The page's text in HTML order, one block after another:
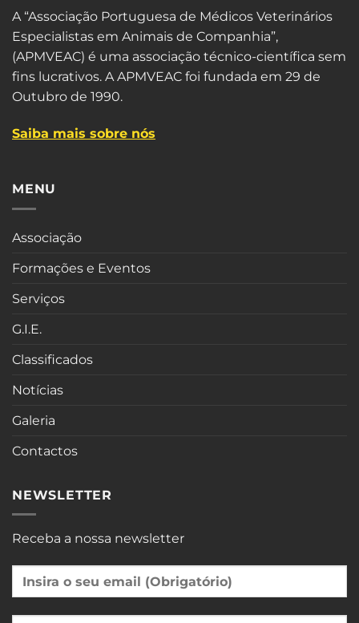
A “Associação Portuguesa de Médicos Veterinários
Especialistas em Animais de Companhia”,
(APMVEAC) é uma associação técnico-científica sem
fins lucrativos. A APMVEAC foi fundada em 29 de
Outubro de 1990.
Saiba mais sobre nós
MENU
Associação
Formações e Eventos
Serviços
G.I.E.
Classificados
Notícias
Galeria
Contactos
NEWSLETTER
Receba a nossa newsletter